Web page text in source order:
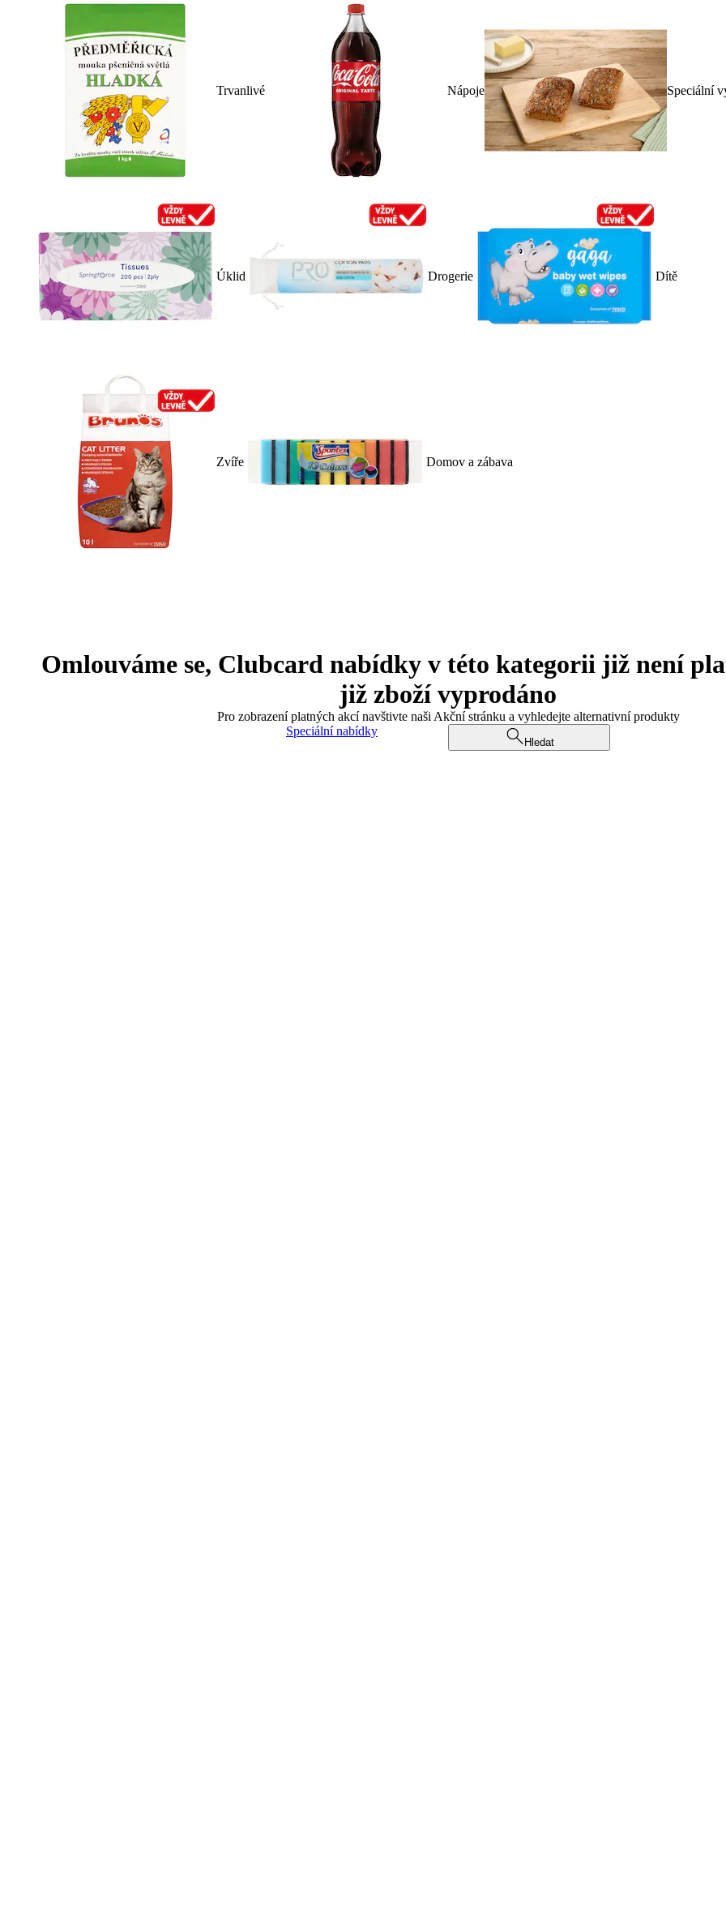
Trvanlivé Nápoje Speciální
Úklid Drogerie Dítě
Zvíře Domov a zábava
Omlouváme se, Clubcard nabídky v této kategorii již není
již zboží vyprodáno
Pro zobrazení platných akcí navštivte naši Akční stránku a vyhledejte alternativní produkty
Speciální nabídky
Hledat